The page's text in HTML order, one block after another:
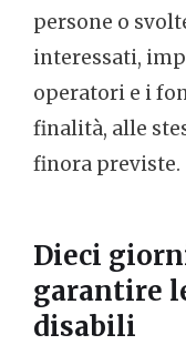
persone o
interessati,
operatori e i
finalità, alle
finora previste.
Dieci
garantire
disabili